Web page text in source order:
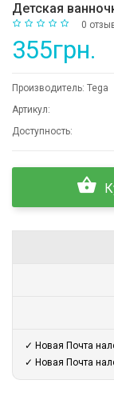
Детская
0
355грн.
Производитель: Tega
Артикул:
Доступность:
✓ Новая Почта
✓ Новая Почта